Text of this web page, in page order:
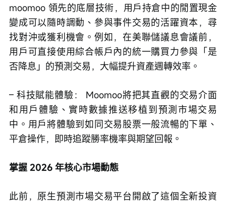
moomoo 領先的底層技術，用戶持倉中的閒置現金
變成可以隨時調動、參與事件交易的活躍資本，尋
找對沖或獲利機會。例如，在美聯儲議息會議前，
用戶可直接使用綜合帳戶內的統一購買力參與「是
否降息」的預測交易，大幅提升資產週轉效率。
– 科技賦能體驗： Moomoo將把其直觀的交易介面
和用戶體驗、實時數據推送移植到預測市場交易
中。用戶將體驗到如同交易股票一般流暢的下單、
平倉操作，即時追蹤勝率機率與期望回報。
掌握 2026 年核心市場動態
此前，原生預測市場交易平台開啟了這個全新投資